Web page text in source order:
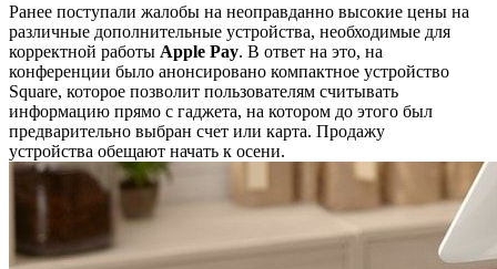
Ранее поступали жалобы на неоправданно высокие цены на
различные дополнительные устройства, необходимые для
корректной работы Apple Pay. В ответ на это, на
конференции было анонсировано компактное устройство
Square, которое позволит пользователям считывать
информацию прямо с гаджета, на котором до этого был
предварительно выбран счет или карта. Продажу
устройства обещают начать к осени.